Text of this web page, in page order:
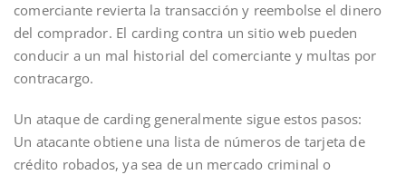
comerciante revierta la transacción y reembolse el dinero
del comprador. El carding contra un sitio web pueden
conducir a un mal historial del comerciante y multas por
contracargo.
Un ataque de carding generalmente sigue estos pasos:
Un atacante obtiene una lista de números de tarjeta de
crédito robados, ya sea de un mercado criminal o